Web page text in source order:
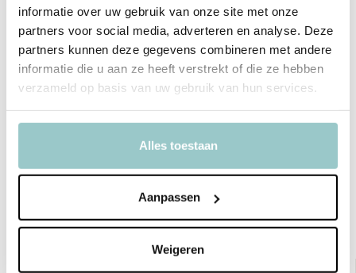
informatie over uw gebruik van onze site met onze
partners voor social media, adverteren en analyse. Deze
partners kunnen deze gegevens combineren met andere
informatie die u aan ze heeft verstrekt of die ze hebben
verzameld op basis van uw gebruik van hun services.
Alles toestaan
Aanpassen
Weigeren
SKU SBSEFF45
EAN 8719715001951
Merk A Little Lovely Company
Bekijk ook deze must-haves